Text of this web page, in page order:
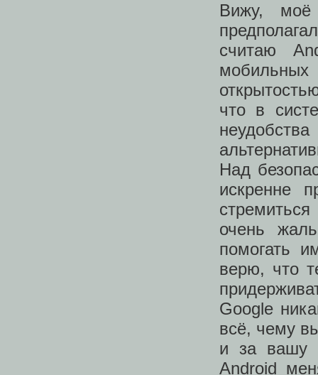
Вижу, моё
считаю
что в
Над
искренне
очень
помогать
верю, что
Google
всё, чему
и за вашу
Android